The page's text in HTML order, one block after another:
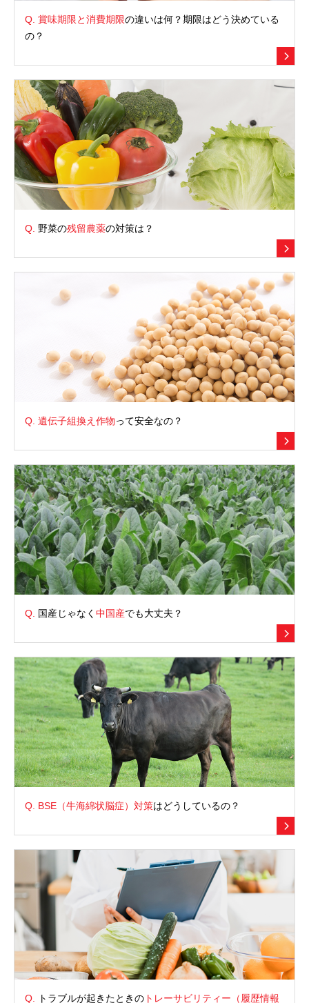
Q. 賞味期限と消費期限の違いは何？期限はどう決めている
の？
Q. 野菜の残留農薬の対策は？
Q. 遺伝子組換え作物って安全なの？
Q. 国産じゃなく 中国産でも大丈夫？
Q. BSE（牛海綿状脳症）対策はどうしているの？
Q. トラブルが起きたときの トレーサビリティー（履歴情報